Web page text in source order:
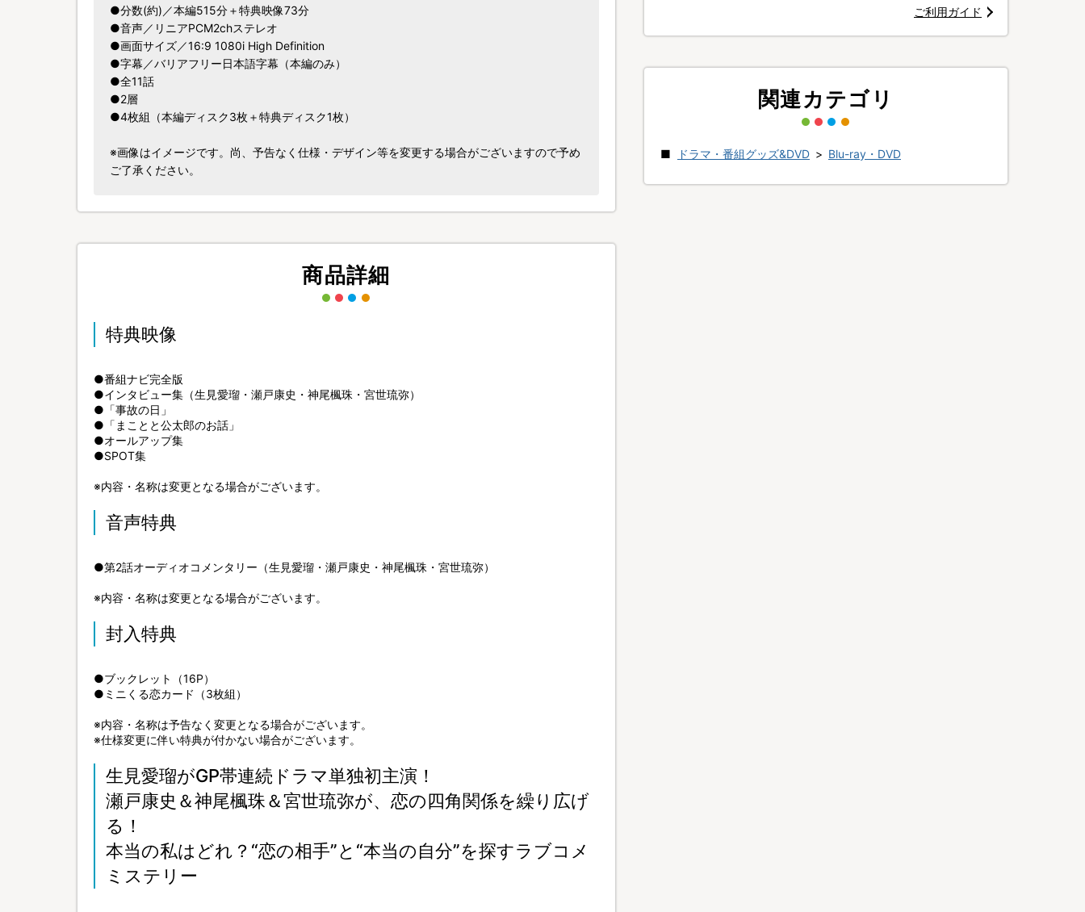
●分数(約)／本編515分＋特典映像73分
●音声／リニアPCM2chステレオ
●画面サイズ／16:9 1080i High Definition
●字幕／バリアフリー日本語字幕（本編のみ）
●全11話
●2層
●4枚組（本編ディスク3枚＋特典ディスク1枚）
※画像はイメージです。尚、予告なく仕様・デザイン等を変更する場合がございますので予め
ご了承ください。
商品詳細
特典映像
●番組ナビ完全版
●インタビュー集（生見愛瑠・瀬戸康史・神尾楓珠・宮世琉弥）
●「事故の日」
●「まことと公太郎のお話」
●オールアップ集
●SPOT集
※内容・名称は変更となる場合がございます。
音声特典
●第2話オーディオコメンタリー（生見愛瑠・瀬戸康史・神尾楓珠・宮世琉弥）
※内容・名称は変更となる場合がございます。
封入特典
●ブックレット（16P）
●ミニくる恋カード（3枚組）
※内容・名称は予告なく変更となる場合がございます。
※仕様変更に伴い特典が付かない場合がございます。
生見愛瑠がGP帯連続ドラマ単独初主演！
瀬戸康史＆神尾楓珠＆宮世琉弥が、恋の四角関係を繰り広げ
る！
本当の私はどれ？“恋の相手”と“本当の自分”を探すラブコメ
ミステリー
ご利用ガイド
関連カテゴリ
ドラマ・番組グッズ&DVD > Blu-ray・DVD